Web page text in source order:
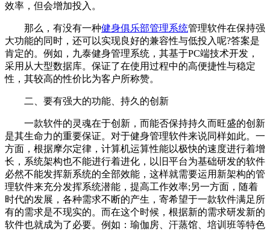
效率，但会增加投入。
那么，有没有一种健身俱乐部管理系统管理软件在保持强
大功能的同时，还可以实现良好的兼容性与低投入呢?答案是
肯定的。例如，九泰健身管理系统，其基于PC端技术开发，
采用从大型数据库。保证了在使用过程中的高便捷性与稳定
性，其较高的性价比为客户所称赞。
二、要有强大的功能、持久的创新
一款软件的灵魂在于创新，而能否保持持久而旺盛的创新
是其生命力的重要保证。对于健身管理软件来说同样如此。一
方面，根据摩尔定律，计算机运算性能以极快的速度进行着增
长，系统架构也不能进行着进化，以旧平台为基础研发的软件
必然不能发挥新系统的全部效能，这样就需要运用新架构的管
理软件来充分发挥系统潜能，提高工作效率;另一方面，随着
时代的发展，各种需求不断的产生，寄希望于一款软件满足所
有的需求是不现实的。而在这个时候，根据新的需求研发新的
软件也就成为了必要。例如：瑜伽房、汗蒸馆、培训班等特色